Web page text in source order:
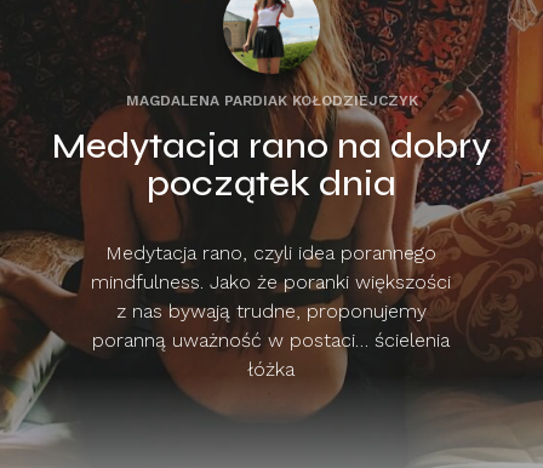
MAGDALENA PARDIAK KOŁODZIEJCZYK
Medytacja rano na dobry
początek dnia
Medytacja rano, czyli idea porannego
mindfulness. Jako że poranki większości
z nas bywają trudne, proponujemy
poranną uważność w postaci… ścielenia
łóżka